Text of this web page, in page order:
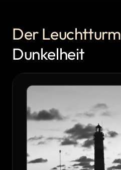
Der Leuchtturm
Dunkelheit